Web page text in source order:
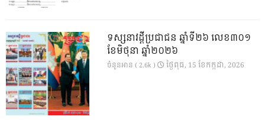
ទស្សនាវដ្ដីប្រជាជន ឆ្នាំទី២៦ លេខ៣០១
ខែមិថុនា ឆ្នាំ២០២៦
ចំនួនអាន ( 2.6k ) ថ្ងៃ​ពុធ, 15 ខែ​កក្កដា, 2026